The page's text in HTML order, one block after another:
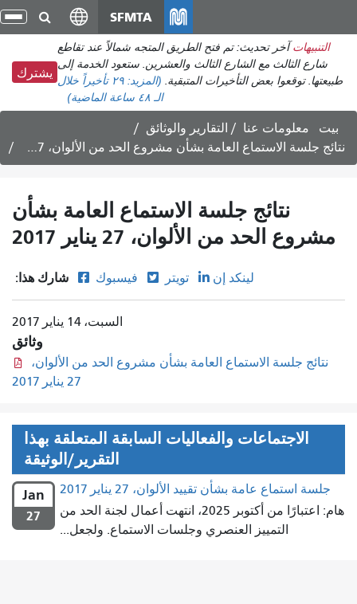
انتقل
إلى
المحتوى
الرئيسي
SFMTA
التنبيهات آخر تحديث: تم فتح الطريق المتجه شمالاً عند تقاطع
شارع الثالث مع الشارع الثالث والعشرين. ستعود الخدمة إلى
طبيعتها. توقعوا بعض التأخيرات المتبقية. (المزيد: ٢٩ تأخيراً
خلال
الـ ٤٨ ساعة الماضية)
يشترك
بيت معلومات عنا
التقارير والوثائق
نتائج جلسة الاستماع العامة بشأن مشروع الحد من الألوان، 27 يناير 2017
نتائج جلسة الاستماع العامة بشأن
مشروع الحد من الألوان، 27 يناير 2017
شارك هذا: فيسبوك تويتر لينكد إن
السبت، 14 يناير 2017
وثائق
نتائج جلسة الاستماع العامة بشأن مشروع الحد من الألوان،
27 يناير 2017
الاجتماعات والفعاليات السابقة المتعلقة بهذا
التقرير/الوثيقة
Jan
27
جلسة استماع عامة بشأن تقييد الألوان، 27 يناير 2017
هام: اعتبارًا من أكتوبر 2025، انتهت أعمال لجنة الحد من
التمييز العنصري وجلسات الاستماع. ولجعل...